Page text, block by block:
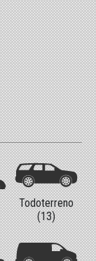
Todoterreno
(13)